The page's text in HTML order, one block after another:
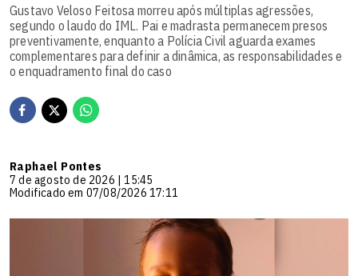
Gustavo Veloso Feitosa morreu após múltiplas agressões,
segundo o laudo do IML. Pai e madrasta permanecem presos
preventivamente, enquanto a Polícia Civil aguarda exames
complementares para definir a dinâmica, as responsabilidades e
o enquadramento final do caso
Raphael Pontes
7 de agosto de 2026 | 15:45
Modificado em 07/08/2026 17:11